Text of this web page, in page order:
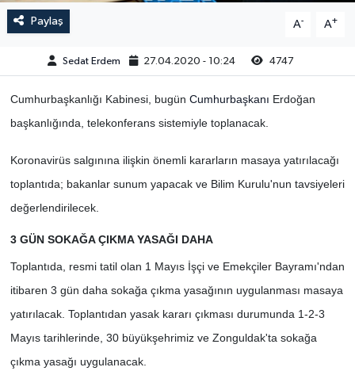
Paylaş A- A+
Sedat Erdem 27.04.2020 - 10:24 4747
Cumhurbaşkanlığı Kabinesi, bugün Cumhurbaşkanı Erdoğan
başkanlığında, telekonferans sistemiyle toplanacak.
Koronavirüs salgınına ilişkin önemli kararların masaya yatırılacağı
toplantıda; bakanlar sunum yapacak ve Bilim Kurulu'nun tavsiyeleri
değerlendirilecek.
3 GÜN SOKAĞA ÇIKMA YASAĞI DAHA
Toplantıda, resmi tatil olan 1 Mayıs İşçi ve Emekçiler Bayramı'ndan
itibaren 3 gün daha sokağa çıkma yasağının uygulanması masaya
yatırılacak. Toplantıdan yasak kararı çıkması durumunda 1-2-3
Mayıs tarihlerinde, 30 büyükşehrimiz ve Zonguldak'ta sokağa
çıkma yasağı uygulanacak.